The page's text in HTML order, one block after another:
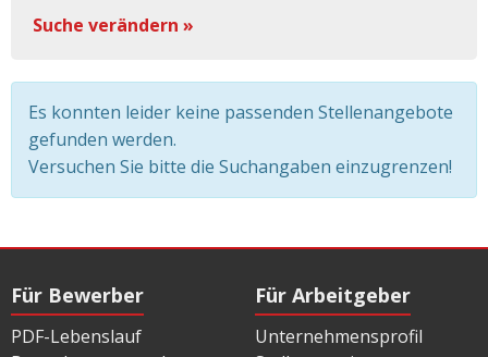
Suche verändern »
Es konnten leider keine passenden Stellenangebote
gefunden werden.
Versuchen Sie bitte die Suchangaben einzugrenzen!
Für Bewerber
PDF-Lebenslauf
Für Arbeitgeber
Unternehmensprofil